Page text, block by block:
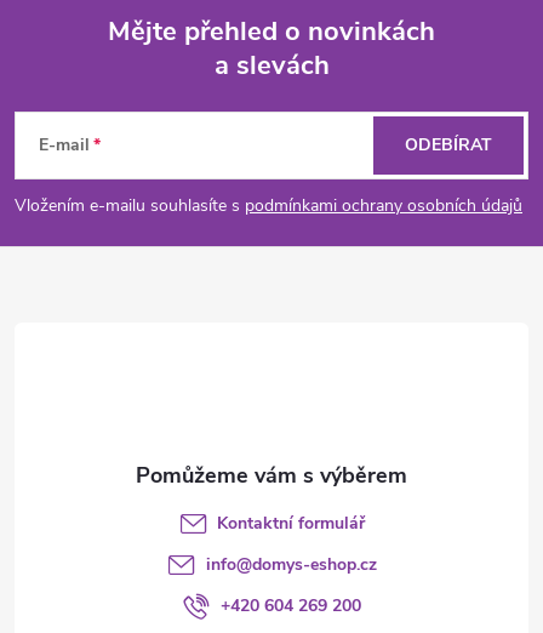
p
a
Mějte přehled o novinkách
a slevách
E-mail
Vložením e-mailu souhlasíte s podmínkami ochrany osobních údajů
ODEBÍRAT
Kontaktní formulář
info@domys-eshop.cz
+420 604 269 200